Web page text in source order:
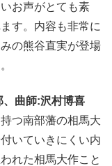
お声がとても素
す。内容も非常に
の熊谷直実が登場
、曲師:沢村博喜
つ南部藩の相馬大
いていきにくい内
れた相馬大作こと